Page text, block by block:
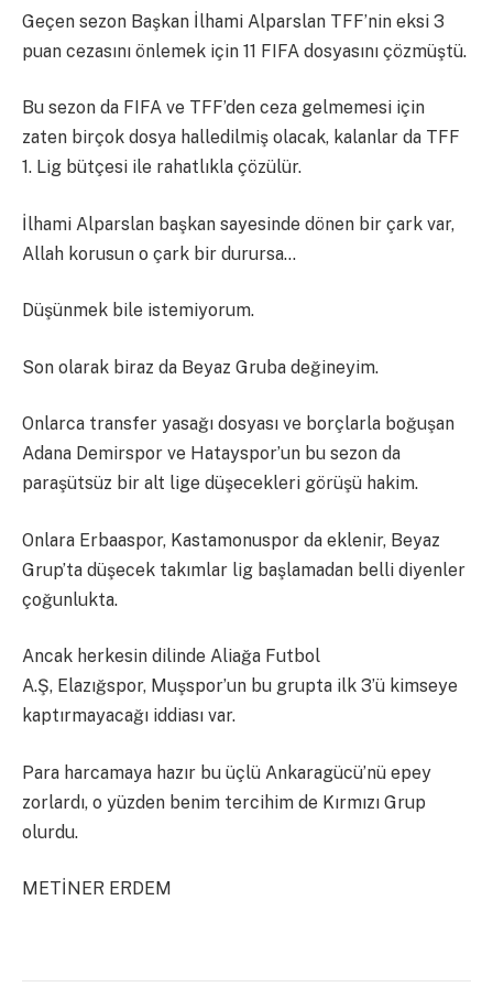
Geçen sezon Başkan İlhami Alparslan TFF’nin eksi 3
puan cezasını önlemek için 11 FIFA dosyasını çözmüştü.
Bu sezon da FIFA ve TFF’den ceza gelmemesi için
zaten birçok dosya halledilmiş olacak, kalanlar da TFF
1. Lig bütçesi ile rahatlıkla çözülür.
İlhami Alparslan başkan sayesinde dönen bir çark var,
Allah korusun o çark bir durursa…
Düşünmek bile istemiyorum.
Son olarak biraz da Beyaz Gruba değineyim.
Onlarca transfer yasağı dosyası ve borçlarla boğuşan
Adana Demirspor ve Hatayspor’un bu sezon da
paraşütsüz bir alt lige düşecekleri görüşü hakim.
Onlara Erbaaspor, Kastamonuspor da eklenir, Beyaz
Grup’ta düşecek takımlar lig başlamadan belli diyenler
çoğunlukta.
Ancak herkesin dilinde Aliağa Futbol
A.Ş, Elazığspor, Muşspor’un bu grupta ilk 3’ü kimseye
kaptırmayacağı iddiası var.
Para harcamaya hazır bu üçlü Ankaragücü’nü epey
zorlardı, o yüzden benim tercihim de Kırmızı Grup
olurdu.
METİNER ERDEM